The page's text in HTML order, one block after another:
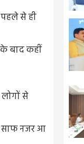
से ही
बाद कहीं
से
साफ नजर आ